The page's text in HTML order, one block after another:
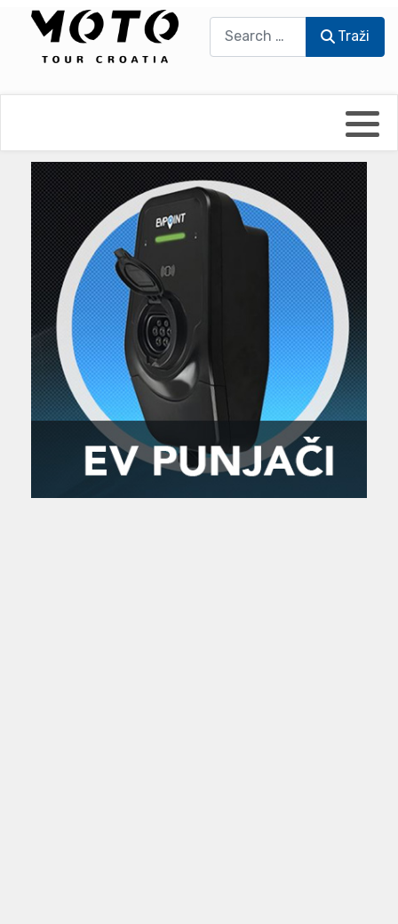
Traži
UmPaDrum
Moto servisi
Impressum
Damir Žerić - ELPASSO
Dario Dinter - Moto TOZ
Igor Kreč - UmPaDrum
Igor Kukec Brmbi
Slaven Gajdek
MTC - Moto Tour Croatia
Moto putopisi
Vikend vožnje
Zanimljivost
Najave i noviteti